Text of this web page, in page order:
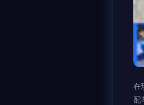
在
配